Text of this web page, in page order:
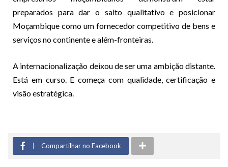
preparados para dar o salto qualitativo e posicionar
Moçambique como um fornecedor competitivo de bens e
serviços no continente e além-fronteiras.
A internacionalização deixou de ser uma ambição distante.
Está em curso. E começa com qualidade, certificação e
visão estratégica.
Compartilhar no Facebook